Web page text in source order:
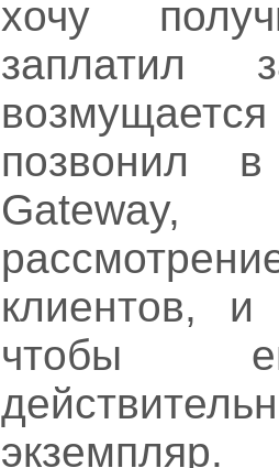
хочу
позвонил
Gateway,
клиентов,
чтобы